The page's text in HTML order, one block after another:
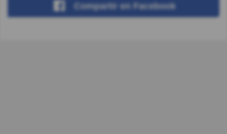
Compartir en Facebook